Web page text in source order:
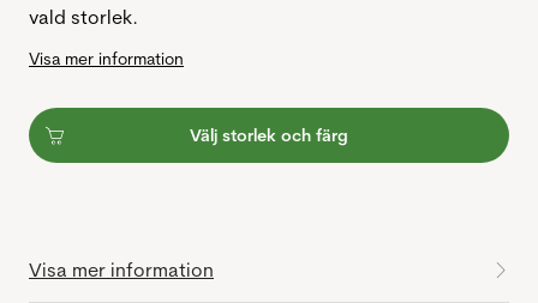
vald storlek.
Visa mer information
Välj storlek och färg
Visa mer information